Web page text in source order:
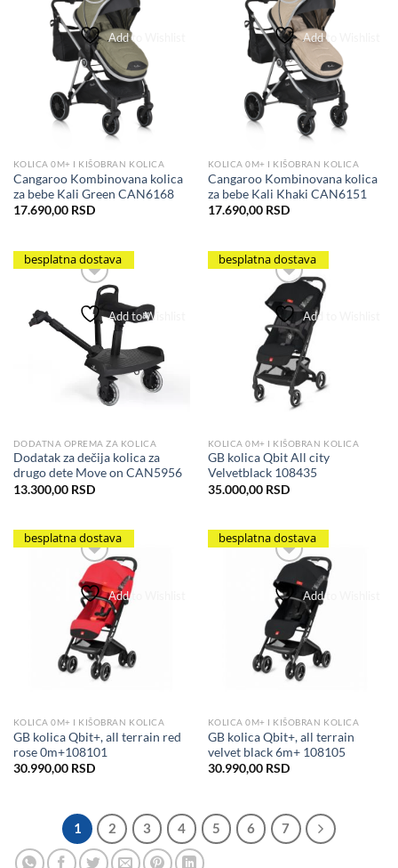
Add to Wishlist
KOLICA 0M+ I KIŠOBRAN KOLICA
Cangaroo Kombinovana kolica
za bebe Kali Green CAN6168
17.690,00 RSD
Add to Wishlist
KOLICA 0M+ I KIŠOBRAN KOLICA
Cangaroo Kombinovana kolica
za bebe Kali Khaki CAN6151
17.690,00 RSD
besplatna dostava
Add to Wishlist
DODATNA OPREMA ZA KOLICA
Dodatak za dečija kolica za
drugo dete Move on CAN5956
13.300,00 RSD
besplatna dostava
Add to Wishlist
KOLICA 0M+ I KIŠOBRAN KOLICA
GB kolica Qbit All city
Velvetblack 108435
35.000,00 RSD
besplatna dostava
Add to Wishlist
KOLICA 0M+ I KIŠOBRAN KOLICA
GB kolica Qbit+, all terrain red
rose 0m+108101
30.990,00 RSD
besplatna dostava
Add to Wishlist
KOLICA 0M+ I KIŠOBRAN KOLICA
GB kolica Qbit+, all terrain
velvet black 6m+ 108105
30.990,00 RSD
1 2 3 4 5 6 7